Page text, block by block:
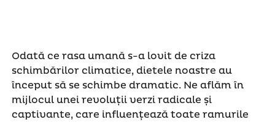
Odată ce rasa umană s-a lovit de criza
schimbărilor climatice, dietele noastre au
început să se schimbe dramatic. Ne aflăm în
mijlocul unei revoluții verzi radicale și
captivante, care influențează toate ramurile